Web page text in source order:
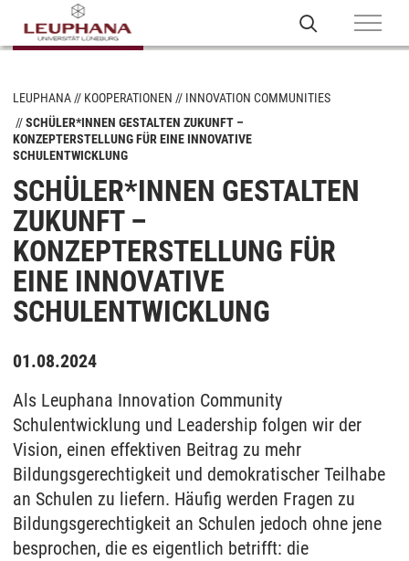
LEUPHANA KOOPERATIONEN
INNOVATION COMMUNITIES
SCHÜLER*INNEN GESTALTEN ZUKUNFT –
KONZEPTERSTELLUNG FÜR EINE INNOVATIVE
SCHULENTWICKLUNG
SCHÜLER*INNEN GESTALTEN
ZUKUNFT –
KONZEPTERSTELLUNG FÜR
EINE INNOVATIVE
SCHULENTWICKLUNG
01.08.2024
Als Leuphana Innovation Community
Schulentwicklung und Leadership folgen wir der
Vision, einen effektiven Beitrag zu mehr
Bildungsgerechtigkeit und demokratischer Teilhabe
an Schulen zu liefern. Häufig werden Fragen zu
Bildungsgerechtigkeit an Schulen jedoch ohne jene
besprochen, die es eigentlich betrifft: die